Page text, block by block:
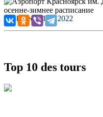
Published: 01.11.2022
Top 10 des tours